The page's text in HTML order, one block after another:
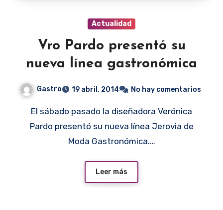
Actualidad
Vro Pardo presentó su
nueva línea gastronómica
Gastro 19 abril, 2014 No hay comentarios
El sábado pasado la diseñadora Verónica
Pardo presentó su nueva línea Jerovia de
Moda Gastronómica.…
Leer más